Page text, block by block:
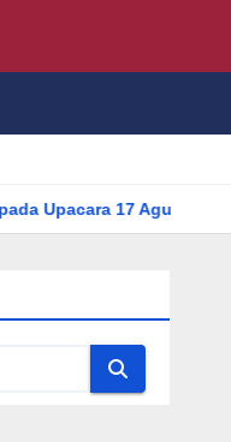
17 Agustus 2025